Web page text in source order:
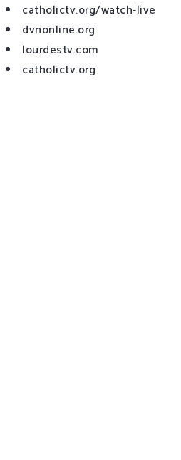
catholictv.org/watch-live
dvnonline.org
lourdestv.com
catholictv.org